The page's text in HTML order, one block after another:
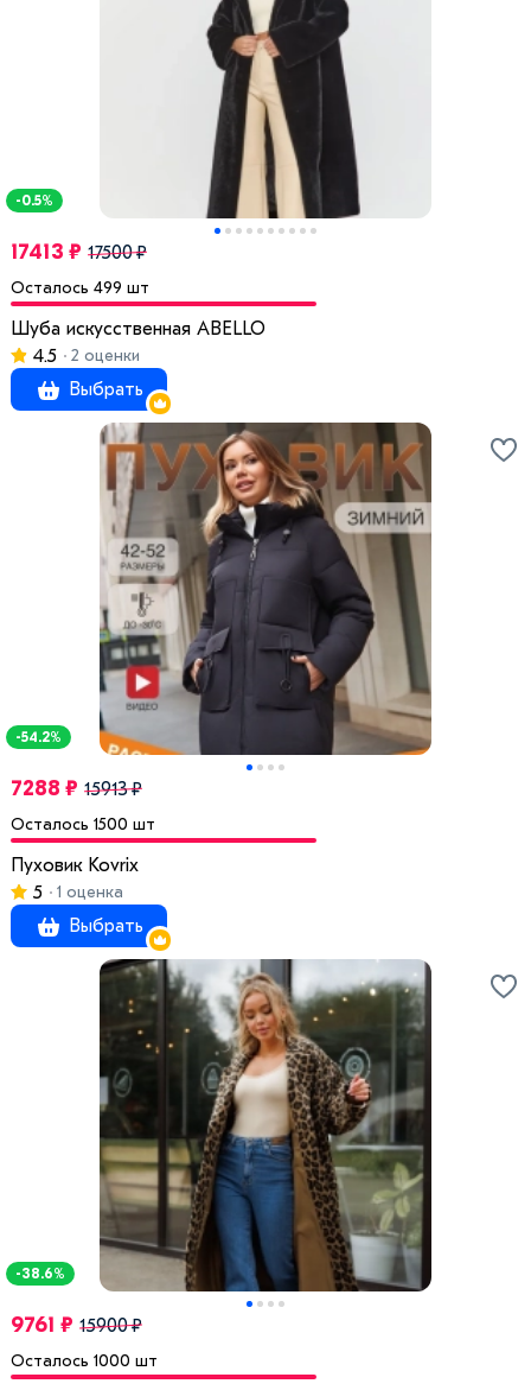
-0.5%
17413 ₽ 17500 ₽
Осталось 499 шт
Шуба искусственная ABELLO
4.5
2 оценки
Выбрать
-54.2%
7288 ₽ 15913 ₽
Осталось 1500 шт
Пуховик Kovrix
5
1 оценка
Выбрать
-38.6%
9761 ₽ 15900 ₽
Осталось 1000 шт